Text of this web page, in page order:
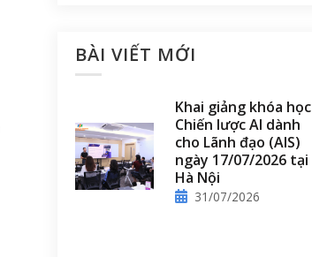
BÀI VIẾT MỚI
Khai giảng khóa học
Chiến lược AI dành
cho Lãnh đạo (AIS)
ngày 17/07/2026 tại
Hà Nội
31/07/2026